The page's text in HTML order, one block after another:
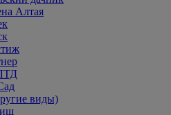
Алтая
виды)